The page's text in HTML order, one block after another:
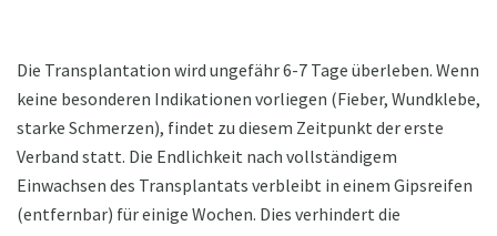
Die Transplantation wird ungefähr 6-7 Tage überleben. Wenn
keine besonderen Indikationen vorliegen (Fieber, Wundklebe,
starke Schmerzen), findet zu diesem Zeitpunkt der erste
Verband statt. Die Endlichkeit nach vollständigem
Einwachsen des Transplantats verbleibt in einem Gipsreifen
(entfernbar) für einige Wochen. Dies verhindert die